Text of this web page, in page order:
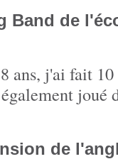
Band de
ans, j'ai fait
joué
de